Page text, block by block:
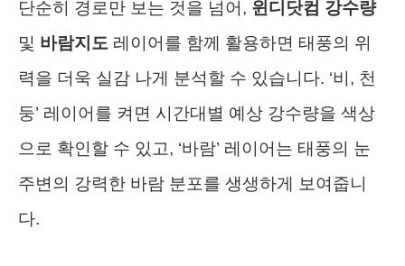
단순히 경로만 보는 것을 넘어, 윈디닷컴 강수량
및 바람지도 레이어를 함께 활용하면 태풍의 위
력을 더욱 실감 나게 분석할 수 있습니다. ‘비, 천
둥’ 레이어를 켜면 시간대별 예상 강수량을 색상
으로 확인할 수 있고, ‘바람’ 레이어는 태풍의 눈
주변의 강력한 바람 분포를 생생하게 보여줍니
다.